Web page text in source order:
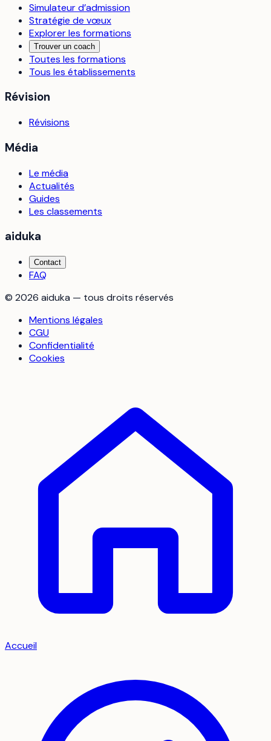
Simulateur d’admission
Stratégie de vœux
Explorer les formations
Trouver un coach
Toutes les formations
Tous les établissements
Révision
Révisions
Média
Le média
Actualités
Guides
Les classements
aiduka
Contact
FAQ
© 2026 aiduka — tous droits réservés
Mentions légales
CGU
Confidentialité
Cookies
Accueil